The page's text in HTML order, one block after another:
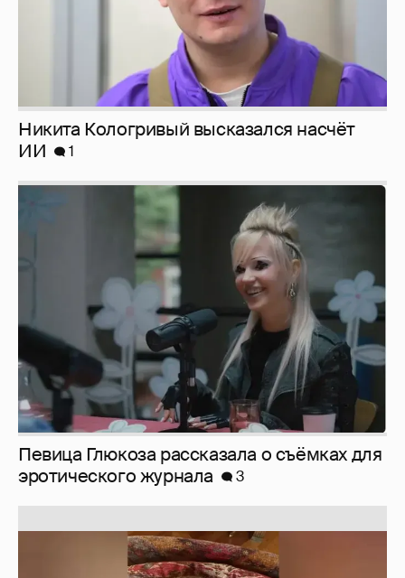
Никита Кологривый высказался насчёт
ИИ
1
Певица Глюкоза рассказала о съёмках для
эротического журнала
3